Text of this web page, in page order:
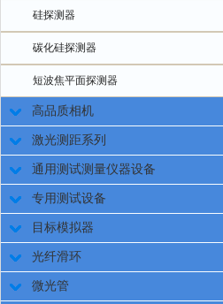
硅探测器
碳化硅探测器
短波焦平面探测器
高品质相机
激光测距系列
通用测试测量仪器设备
专用测试设备
目标模拟器
光纤滑环
微光管